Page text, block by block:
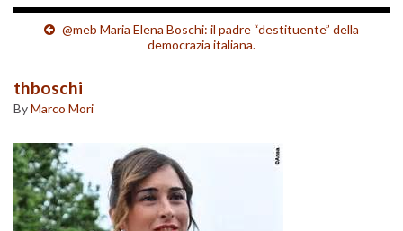
@meb Maria Elena Boschi: il padre “destituente” della
democrazia italiana.
thboschi
ByMarco Mori